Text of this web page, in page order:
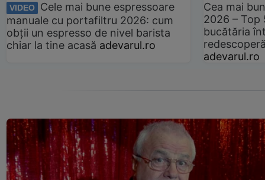
VIDEO
Cele mai bune espressoare
manuale cu portafiltru 2026: cum
obții un espresso de nivel barista
chiar la tine acasă adevarul.ro
Cea mai
2026 –
bucătăria
adevarul.ro